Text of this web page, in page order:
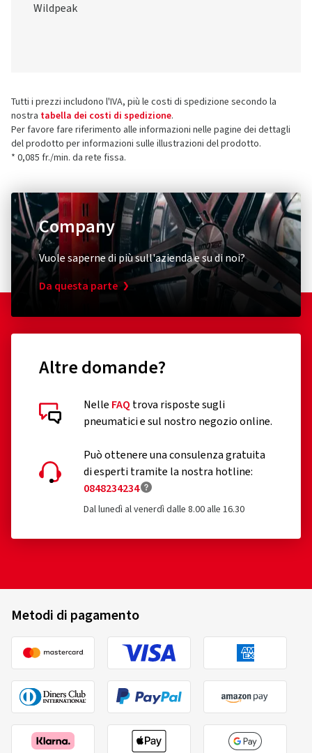
Wildpeak
Tutti i prezzi includono l'IVA, più le costi di spedizione secondo la
nostra tabella dei costi di spedizione.
Per favore fare riferimento alle informazioni nelle pagine dei dettagli
del prodotto per informazioni sulle illustrazioni del prodotto.
* 0,085 fr./min. da rete fissa.
Company
Vuole saperne di più sull'azienda e su di noi?
Da questa parte
Altre domande?
Nelle FAQ trova risposte sugli
pneumatici e sul nostro negozio online.
Può ottenere una consulenza gratuita
di esperti tramite la nostra hotline:
0848234234
Dal lunedì al venerdì dalle 8.00 alle 16.30
Metodi di pagamento